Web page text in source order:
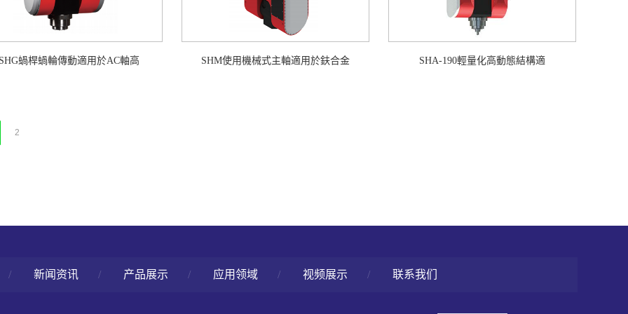
SHG蝸桿蝸輪傳動適用於AC軸高 SHM使用機械式主軸適用於鈇合金 SHA-190輕量化高動態結構適
2
/ 新闻资讯 / 产品展示 / 应用领域 / 视频展示 / 联系我们